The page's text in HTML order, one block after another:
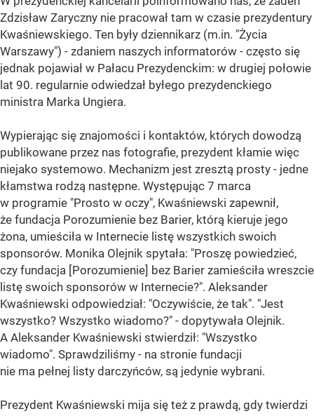
Zdzisław Zaryczny nie pracował tam w czasie prezydentury
Kwaśniewskiego. Ten były dziennikarz (m.in. "Życia
Warszawy") - zdaniem naszych informatorów - często się
jednak pojawiał w Pałacu Prezydenckim: w drugiej połowie
lat 90. regularnie odwiedzał byłego prezydenckiego
ministra Marka Ungiera.
Wypierając się znajomości i kontaktów, których dowodzą
publikowane przez nas fotografie, prezydent kłamie więc
niejako systemowo. Mechanizm jest zresztą prosty - jedne
kłamstwa rodzą następne. Występując 7 marca
w programie "Prosto w oczy", Kwaśniewski zapewnił,
że fundacja Porozumienie bez Barier, którą kieruje jego
żona, umieściła w Internecie listę wszystkich swoich
sponsorów. Monika Olejnik spytała: "Proszę powiedzieć,
czy fundacja [Porozumienie] bez Barier zamieściła wreszcie
listę swoich sponsorów w Internecie?". Aleksander
Kwaśniewski odpowiedział: "Oczywiście, że tak". "Jest
wszystko? Wszystko wiadomo?" - dopytywała Olejnik.
A Aleksander Kwaśniewski stwierdził: "Wszystko
wiadomo". Sprawdziliśmy - na stronie fundacji
nie ma pełnej listy darczyńców, są jedynie wybrani.
Prezydent Kwaśniewski mija się też z prawdą, gdy twierdzi